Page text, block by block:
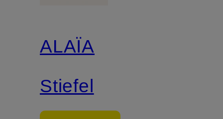
ALAÏA
Stiefel